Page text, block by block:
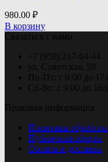
980.00 ₽
В корзину
Связаться с нами
+7 (959) 217-64-44
ул. Советская, 59
Пн-Пт: с 9:00 до
Сб-Вс: с 9:00 до
Правовая информация
Политика
Публичная оферта
Оплата и доставка